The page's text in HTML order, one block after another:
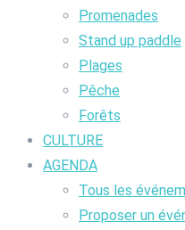
Promenades
Stand up paddle
Plages
Pêche
Forêts
CULTURE
AGENDA
Tous les
Proposer un